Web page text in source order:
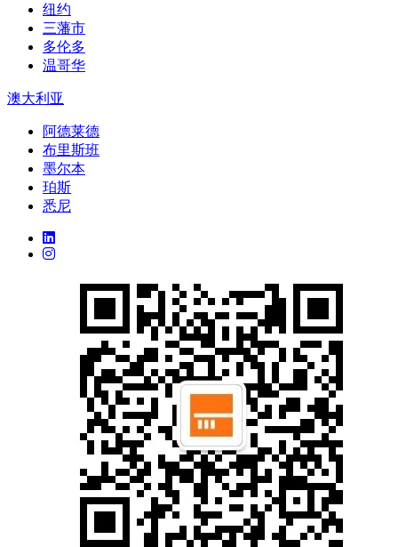
纽约
三藩市
多伦多
温哥华
澳大利亚
阿德莱德
布里斯班
墨尔本
珀斯
悉尼